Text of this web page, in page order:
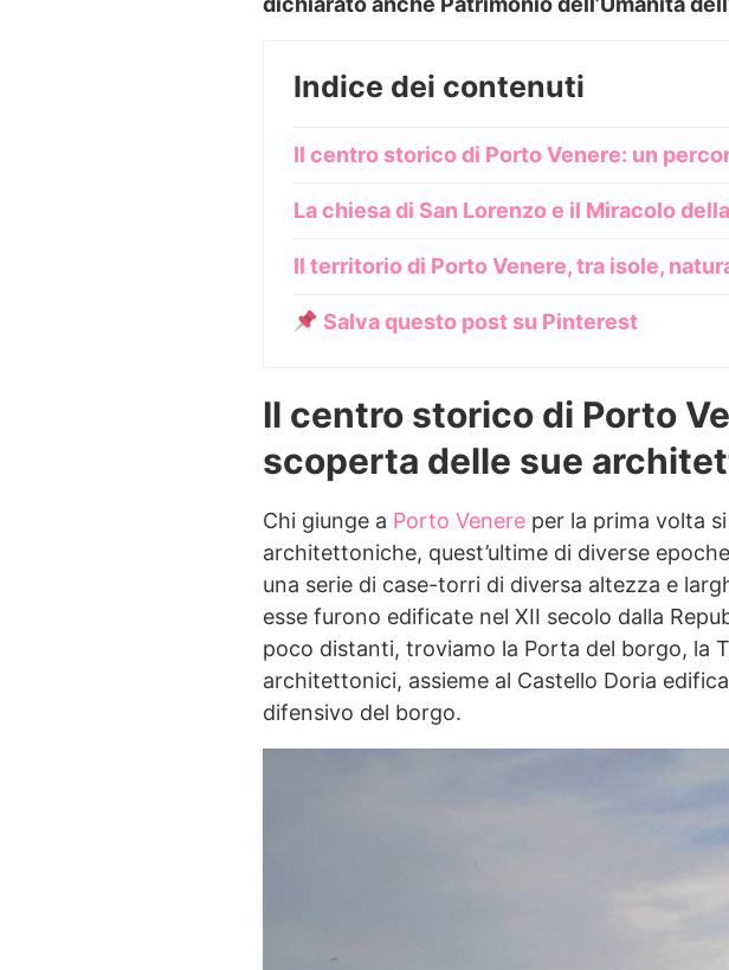
Indice dei contenuti
Il centro storico di Porto Venere: un
La chiesa di San Lorenzo e il Miracolo
Il territorio di Porto Venere, tra isole,
Salva questo post su Pinterest
Il centro storico di Porto
scoperta delle sue
Chi giunge a Porto Venere per la prima volta
architettoniche, quest’ultime di diverse
una serie di case-torri di diversa altezza e
esse furono edificate nel XII secolo dalla
poco distanti, troviamo la Porta del borgo, la
architettonici, assieme al Castello Doria
difensivo del borgo.